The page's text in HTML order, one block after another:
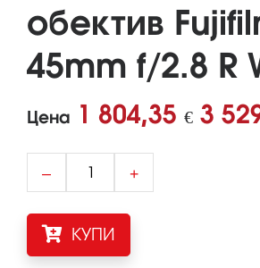
обектив
45mm f/2.8 R
Цена 1 804,35 € 3
– +
КУПИ